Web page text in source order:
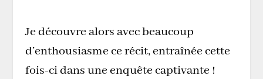
Je découvre alors avec beaucoup
d’enthousiasme ce récit, entraînée cette
fois-ci dans une enquête captivante !